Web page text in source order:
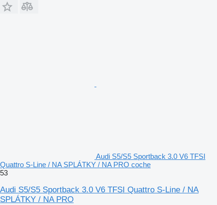
Audi S5/S5 Sportback 3.0 V6 TFSI
Quattro S-Line / NA SPLÁTKY / NA PRO coche
53
Audi S5/S5 Sportback 3.0 V6 TFSI Quattro S-Line / NA
SPLÁTKY / NA PRO